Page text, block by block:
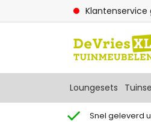
Klantenservice
Loungesets
Snel geleverd